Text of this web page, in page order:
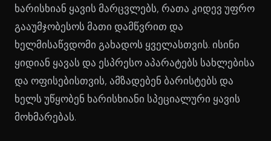
ხარისხიან ყავის მარცვლებს, რათა კიდევ უფრო
გააუმჯობესოს მათი დამწვრით და
ხელმისაწვდომი გახადოს ყველასთვის. ისინი
ყიდიან ყავას და ესპრესო აპარატებს სახლებისა
და ოფისებისთვის, ამზადებენ ბარისტებს და
ხელს უწყობენ ხარისხიანი სპეციალური ყავის
მოხმარებას.